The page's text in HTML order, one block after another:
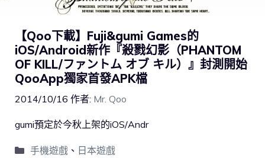
【Qoo下載】Fuji&gumi Games的
iOS/Android新作『殺戮幻影（PHANTOM
OF KILL/ファントム オブ キル）』封測開始
QooApp獨家首發APK檔
2014/10/16 作者: Mr. Qoo
gumi預定於今秋上架的iOS/Andr
手機遊戲、 日本遊戲